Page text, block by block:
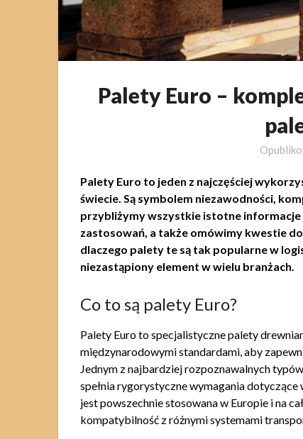
Palety Euro –
Palety Euro to jeden z najczęściej
świecie. Są symbolem niezawodności,
przybliżymy wszystkie istotne informacje
zastosowań, a także omówimy kwestie
dlaczego palety te są tak popularne w
niezastąpiony element w wielu branżach.
Co to są palety Euro?
Palety Euro to specjalistyczne palety
międzynarodowymi standardami, aby
Jednym z najbardziej rozpoznawalnych
spełnia rygorystyczne wymagania dotyczące
jest powszechnie stosowana w Europie i na
kompatybilność z różnymi systemami